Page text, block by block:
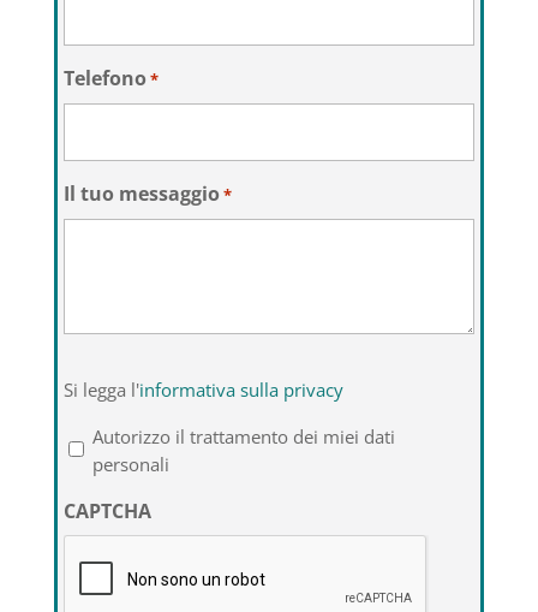
Telefono*
Il tuo messaggio*
legga
l'informativa
sulla
privacy
*
Si legga l'informativa sulla privacy
Autorizzo il trattamento dei miei dati
personali
CAPTCHA